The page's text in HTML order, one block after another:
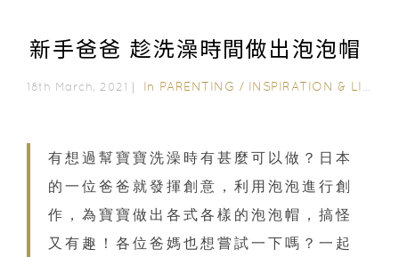
新手爸爸 趁洗澡時間做出泡泡帽
18th March, 2021｜ In PARENTING / INSPIRATION & LIFESTYLE
有想過幫寶寶洗澡時有甚麼可以做？日本
的一位爸爸就發揮創意，利用泡泡進行創
作，為寶寶做出各式各樣的泡泡帽，搞怪
又有趣！各位爸媽也想嘗試一下嗎？一起